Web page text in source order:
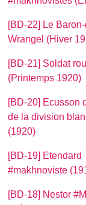
[BD-22] Le Baron-
Wrangel (Hiver
[BD-21] Soldat
(Printemps 1920)
[BD-20] Ecusson
de la division
(1920)
[BD-19] Etendard
#makhnoviste
[BD-18] Nestor